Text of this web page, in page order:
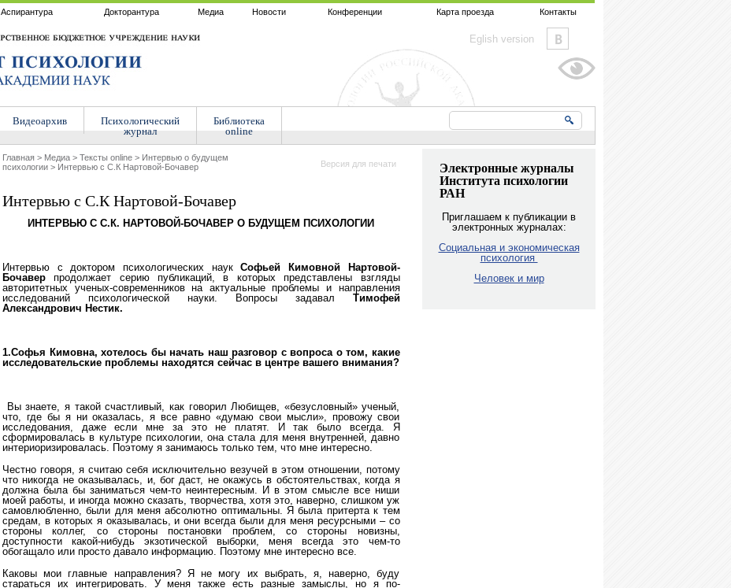
Аспирантура Докторантура Медиа Новости Конференции Карта проезда Контакты
Eglish version
Видеоархив
Психологический
журнал
Библиотека
online
Главная > Медиа > Тексты online > Интервью о будущем
психологии > Интервью с С.К Нартовой-Бочавер Версия для печати
Интервью с С.К Нартовой-Бочавер
ИНТЕРВЬЮ С С.К. НАРТОВОЙ-БОЧАВЕР О БУДУЩЕМ ПСИХОЛОГИИ
Интервью с доктором психологических наукСофьей Кимовной Нартовой-
Бочаверпродолжает серию публикаций, в которых представлены взгляды
авторитетных ученых-современников на актуальные проблемы и направления
исследований психологической науки. Вопросы задавал Тимофей
Александрович Нестик.
1.Софья Кимовна, хотелось бы начать наш разговор с вопроса о том, какие
исследовательские проблемы находятся сейчас в центре вашего внимания?
Вы знаете, я такой счастливый, как говорил Любищев, «безусловный» ученый,
что, где бы я ни оказалась, я все равно «думаю свои мысли», провожу свои
исследования, даже если мне за это не платят. И так было всегда. Я
сформировалась в культуре психологии, она стала для меня внутренней, давно
интериоризировалась. Поэтому я занимаюсь только тем, что мне интересно.
Честно говоря, я считаю себя исключительно везучей в этом отношении, потому
что никогда не оказывалась, и, бог даст, не окажусь в обстоятельствах, когда я
должна была бы заниматься чем-то неинтересным. И в этом смысле все ниши
моей работы, и иногда можно сказать, творчества, хотя это, наверно, слишком уж
самовлюбленно, были для меня абсолютно оптимальны. Я была притерта к тем
средам, в которых я оказывалась, и они всегда были для меня ресурсными – со
стороны коллег, со стороны постановки проблем, со стороны новизны,
доступности какой-нибудь экзотической выборки, меня всегда это чем-то
обогащало или просто давало информацию. Поэтому мне интересно все.
Каковы мои главные направления? Я не могу их выбрать, я, наверно, буду
стараться их интегрировать. У меня также есть разные замыслы, но я по-
Электронные журналы
Института психологии
РАН
Приглашаем к публикации в
электронных журналах:
Социальная и экономическая
психология
Человек и мир